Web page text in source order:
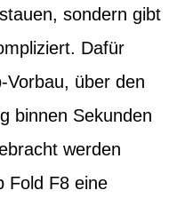
sondern gibt
Dafür
Vorbau, über den
binnen Sekunden
werden
Fold F8 eine